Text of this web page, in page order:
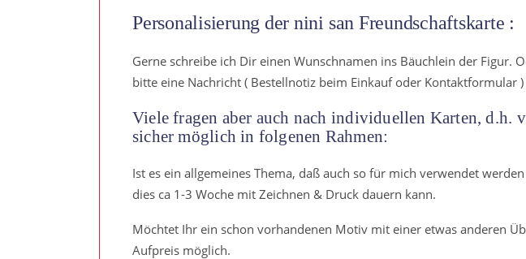
Personalisierung der nini san Freundschaftskarte :
Gerne schreibe ich Dir einen Wunschnamen ins Bäuchlein der
bitte eine Nachricht ( Bestellnotiz beim Einkauf oder Kontaktformular )
Viele fragen aber auch nach individuellen Karten,
sicher möglich in folgenen Rahmen:
Ist es ein allgemeines Thema, daß auch so für mich verwendet
dies ca 1-3 Woche mit Zeichnen & Druck dauern kann.
Möchtet Ihr ein schon vorhandenen Motiv mit einer etwas anderen
Aufpreis möglich.